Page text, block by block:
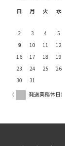
日 月 火 水
2
3 4 5
9
10 11 12
16
17 18 19
23
24 25 26
30
31
( 発送業務休日)